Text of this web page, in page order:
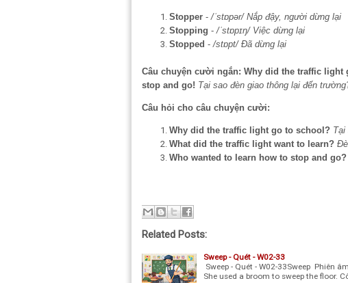
Stopper - /ˈstɒpər/ Nắp đậy, người dừng lại
Stopping - /ˈstɒpɪŋ/ Việc dừng lại
Stopped - /stɒpt/ Đã dừng lại
Câu chuyện cười ngắn: Why did the traffic light
stop and go! Tại sao đèn giao thông lại đến
Câu hỏi cho câu chuyện cười:
Why did the traffic light go to school? Tại
What did the traffic light want to learn?
Who wanted to learn how to stop and go?
Related Posts:
Sweep - Quét - W02-33
Sweep - Quét - W02-33Sweep Phiên
She used a broom to sweep the floor.